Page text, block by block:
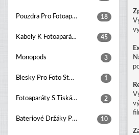
Pouzdra Pro Fotoaparáty 18
Kabely K Fotoaparátům 45
Monopods 3
Blesky Pro Foto Studia 1
Fotoaparáty S Tiskárnou 2
Bateriové Držáky Pro Digitální Fotoaparáty 10